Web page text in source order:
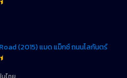
(2015) แมด แม็กซ์ ถนนโลกันตร์